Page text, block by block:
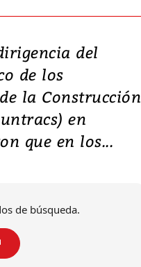
del
de los
la Construcción
en
que en los...
de búsqueda.
Lula lanza su
con
de inversión
educación y
raras